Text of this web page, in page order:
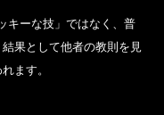
キーな技」ではなく、普
果として他者の教則を見
ます。